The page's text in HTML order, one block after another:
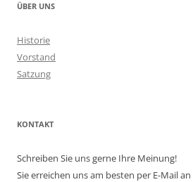
ÜBER UNS
Historie
Vorstand
Satzung
KONTAKT
Schreiben Sie uns gerne Ihre Meinung!
Sie erreichen uns am besten per E-Mail an